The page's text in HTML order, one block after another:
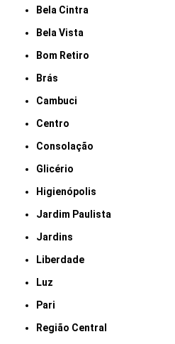
Bela Cintra
Bela Vista
Bom Retiro
Brás
Cambuci
Centro
Consolação
Glicério
Higienópolis
Jardim Paulista
Jardins
Liberdade
Luz
Pari
Região Central